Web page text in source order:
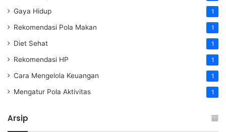
Gaya Hidup 1
Rekomendasi Pola Makan 1
Diet Sehat 1
Rekomendasi HP 1
Cara Mengelola Keuangan 1
Mengatur Pola Aktivitas 1
Arsip